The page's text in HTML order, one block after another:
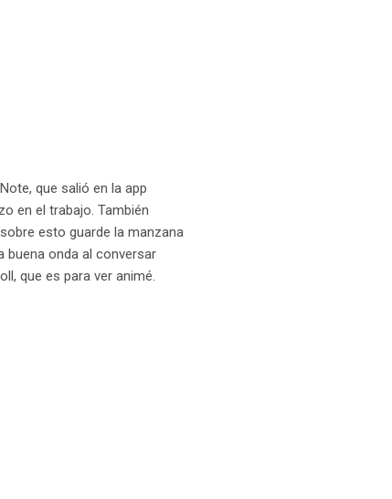
que salió en la app
en el trabajo. También
esto guarde la manzana
buena onda al conversar
que es para ver animé.